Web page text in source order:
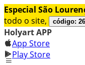
Especial São
todo o site,
código:
Holyart APP
App Store
Play Store